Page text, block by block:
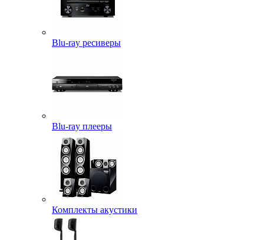
Blu-ray ресиверы
Blu-ray плееры
Комплекты акустики